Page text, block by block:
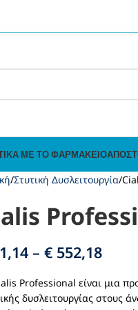
ΜΕ ΤΟ ΦΑΡΜΑΚΕΊΟ
Στυτική Δυσλειτουργία
– € 552,18
Professional είναι μια
δυσλειτουργίας στους